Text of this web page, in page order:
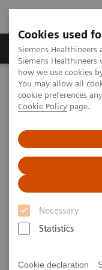
Cookies used
Siemens
Siemens
how we use cookies
You may allow all
cookie preferences
Cookie Policy page.
Necessary
Statistics
Cookie declaration
Soluzioni e servizi
Home Diagnostica di
Less work. More flow: